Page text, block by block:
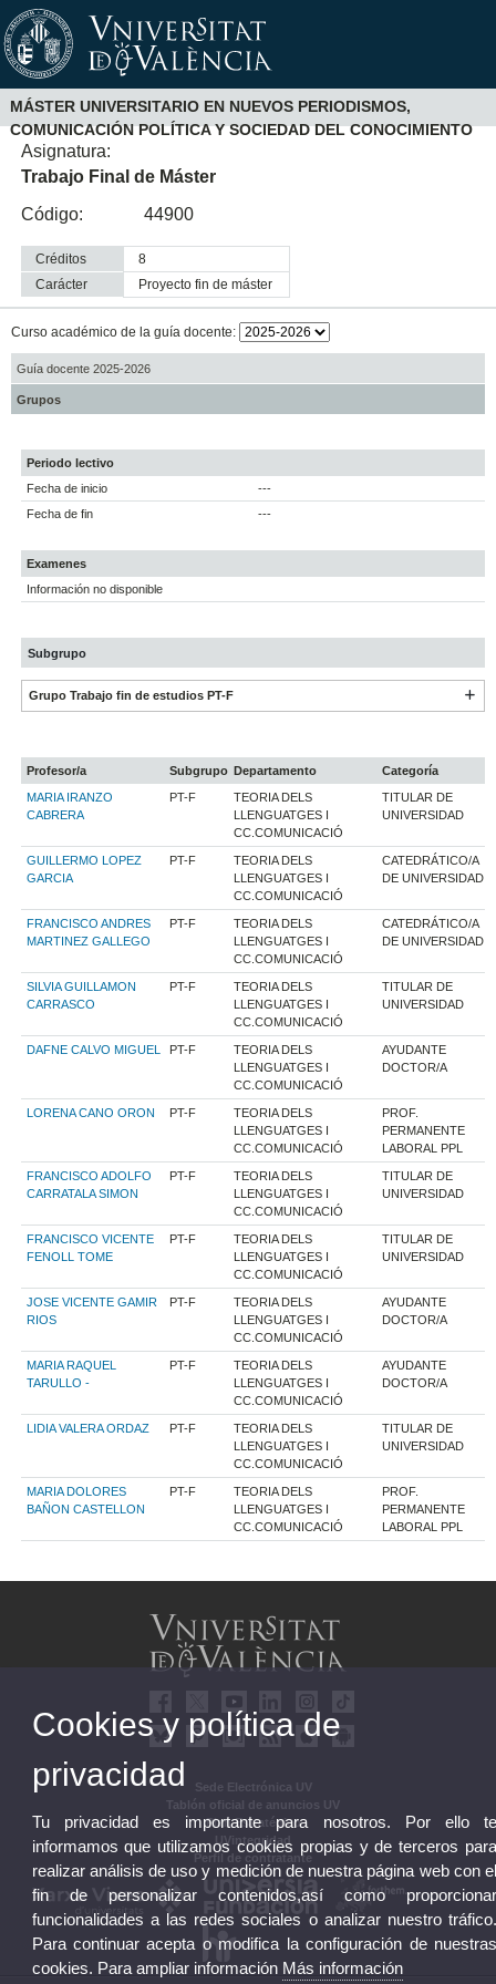
MÁSTER UNIVERSITARIO EN NUEVOS PERIODISMOS,
COMUNICACIÓN POLÍTICA Y SOCIEDAD DEL CONOCIMIENTO
Asignatura:
Trabajo Final de Máster
Código:
44900
Créditos
8
Carácter
proyecto fin de máster
Curso académico de la guía docente:
Guía docente 2025-2026
Grupos
Periodo lectivo
Fecha de inicio
---
Fecha de fin
---
Examenes
Información no disponible
Subgrupo
Grupo Trabajo fin de estudios PT-F
Profesor/a Subgrupo Departamento
Categoría
MARIA IRANZO
CABRERA
PT-F
TEORIA DELS
LLENGUATGES I
CC.COMUNICACIÓ
TITULAR DE
UNIVERSIDAD
GUILLERMO LOPEZ
GARCIA
PT-F
TEORIA DELS
LLENGUATGES I
CC.COMUNICACIÓ
CATEDRÁTICO/A
DE UNIVERSIDAD
FRANCISCO ANDRES
MARTINEZ GALLEGO
PT-F
TEORIA DELS
LLENGUATGES I
CC.COMUNICACIÓ
CATEDRÁTICO/A
DE UNIVERSIDAD
SILVIA GUILLAMON
CARRASCO
PT-F
TEORIA DELS
LLENGUATGES I
CC.COMUNICACIÓ
TITULAR DE
UNIVERSIDAD
DAFNE CALVO MIGUEL PT-F
TEORIA DELS
LLENGUATGES I
CC.COMUNICACIÓ
AYUDANTE
DOCTOR/A
LORENA CANO ORON PT-F
TEORIA DELS
LLENGUATGES I
CC.COMUNICACIÓ
PROF.
PERMANENTE
LABORAL PPL
FRANCISCO ADOLFO
CARRATALA SIMON
PT-F
TEORIA DELS
LLENGUATGES I
CC.COMUNICACIÓ
TITULAR DE
UNIVERSIDAD
FRANCISCO VICENTE
FENOLL TOME
PT-F
TEORIA DELS
LLENGUATGES I
CC.COMUNICACIÓ
TITULAR DE
UNIVERSIDAD
JOSE VICENTE GAMIR
RIOS
PT-F
TEORIA DELS
LLENGUATGES I
CC.COMUNICACIÓ
AYUDANTE
DOCTOR/A
MARIA RAQUEL
TARULLO -
PT-F
TEORIA DELS
LLENGUATGES I
CC.COMUNICACIÓ
AYUDANTE
DOCTOR/A
LIDIA VALERA ORDAZ PT-F
TEORIA DELS
LLENGUATGES I
CC.COMUNICACIÓ
TITULAR DE
UNIVERSIDAD
MARIA DOLORES
BAÑON CASTELLON
PT-F
TEORIA DELS
LLENGUATGES I
CC.COMUNICACIÓ
PROF.
PERMANENTE
LABORAL PPL
Sede Electrónica UV
Tablón oficial de anuncios UV
Plan Estratégico
UVintegridad
Perfil de contratante
Cookies y política de
privacidad
Tu privacidad es importante para nosotros. Por ello
informamos que utilizamos cookies propias y de terceros
realizar análisis de uso y medición de nuestra página web con
fin de personalizar contenidos,así como
funcionalidades a las redes sociales o analizar nuestro
Para continuar acepta o modifica la configuración de
cookies. Para ampliar información Más información